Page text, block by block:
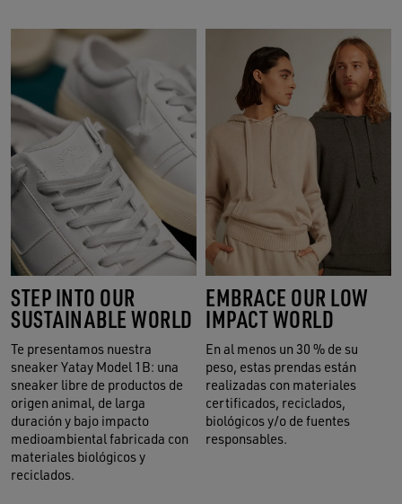
STEP INTO OUR
SUSTAINABLE WORLD
Te presentamos nuestra
sneaker Yatay Model 1B: una
sneaker libre de productos de
origen animal, de larga
duración y bajo impacto
medioambiental fabricada con
materiales biológicos y
reciclados.
EMBRACE OUR LOW
IMPACT WORLD
En al menos un 30 % de su
peso, estas prendas están
realizadas con materiales
certificados, reciclados,
biológicos y/o de fuentes
responsables.